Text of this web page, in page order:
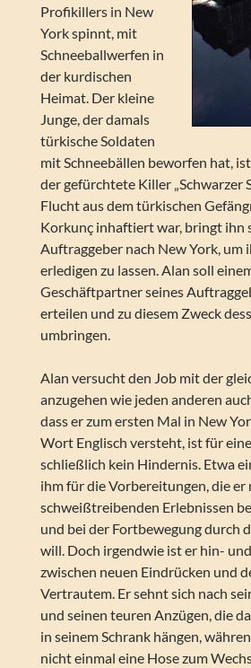
Profikillers in New
York spinnt, mit
Schneeballwerfen in
der kurdischen
Heimat. Der kleine
Junge, der damals
türkische Soldaten
mit Schneebällen beworfen hat,
der gefürchtete Killer „Schwarzer
Flucht aus dem türkischen
Korkunç inhaftiert war, bringt ihn
Auftraggeber nach New York, um
erledigen zu lassen. Alan soll
Geschäftpartner seines
erteilen und zu diesem Zweck
umbringen.
Alan versucht den Job mit der
anzugehen wie jeden anderen
dass er zum ersten Mal in New
Wort Englisch versteht, ist für
schließlich kein Hindernis. Etwa
ihm für die Vorbereitungen, die er
schweißtreibenden Erlebnissen
und bei der Fortbewegung durch
will. Doch irgendwie ist er hin-
zwischen neuen Eindrücken und
Vertrautem. Er sehnt sich nach
und seinen teuren Anzügen, die
in seinem Schrank hängen,
nicht einmal eine Hose zum